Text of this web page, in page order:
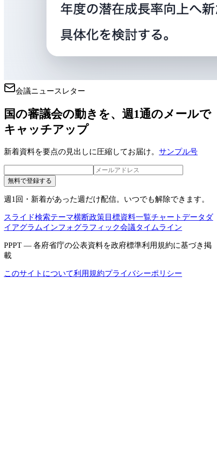
会議ニュースレター
国の審議会の動きを、週1通のメールで
キャッチアップ
新着資料を要点の見出しに圧縮してお届け。 サンプル号
無料で登録する
週1回・新着があった週だけ配信。いつでも解除できます。
スライド検索テーマ横断政策目標資料一覧チャートデータ ダ
イアグラムインフォグラフィック会議タイムライン
PPPT — 各府省庁の公表資料を政府標準利用規約に基づき掲
載
このサイトについて利用規約プライバシーポリシー